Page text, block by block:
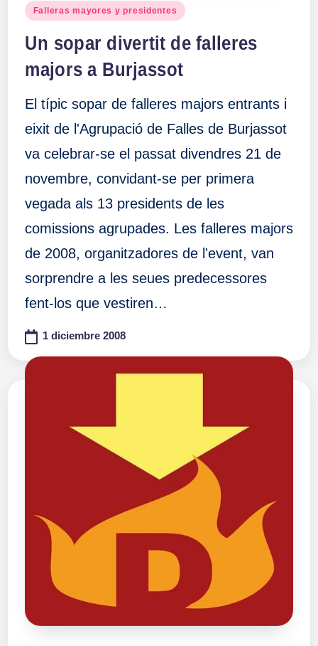
Publicado
Falleras mayores y presidentes
Un sopar divertit de falleres
majors a Burjassot
El típic sopar de falleres majors entrants i
eixit de l'Agrupació de Falles de Burjassot
va celebrar-se el passat divendres 21 de
novembre, convidant-se per primera
vegada als 13 presidents de les
comissions agrupades. Les falleres majors
de 2008, organitzadores de l'event, van
sorprendre a les seues predecessores
fent-los que vestiren…
1 diciembre 2008